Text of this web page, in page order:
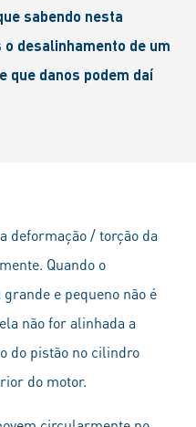
sabendo nesta
desalinhamento de um
que danos podem daí
deformação / torção da
Quando o
e pequeno não é
não for alinhada a
do pistão no cilindro
do motor.